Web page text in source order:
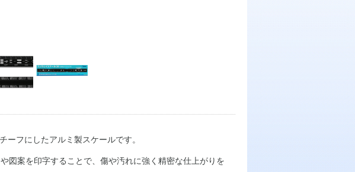
フにしたアルミ製スケールです。
図案を印字することで、傷や汚れに強く精密な仕上がりを